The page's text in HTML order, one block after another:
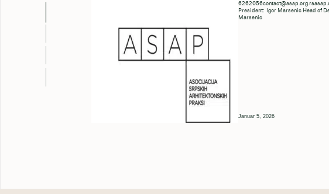
President: Igor Marsenic Head of
Marsenic
Januar 5, 2026